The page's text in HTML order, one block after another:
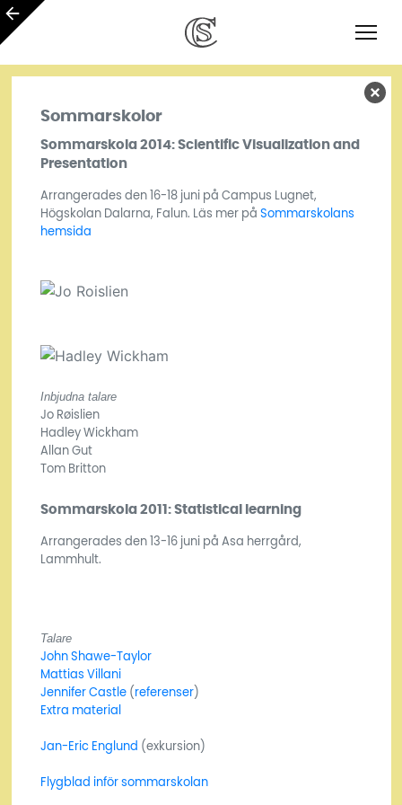
Sommarskolor
Sommarskola 2014: Scientific Visualization and
Presentation
Arrangerades den 16-18 juni på Campus Lugnet,
Högskolan Dalarna, Falun. Läs mer på Sommarskolans
hemsida
Inbjudna talare
Jo Røislien
Hadley Wickham
Allan Gut
Tom Britton
Sommarskola 2011: Statistical learning
Arrangerades den 13-16 juni på Asa herrgård,
Lammhult.
Talare
John Shawe-Taylor
Mattias Villani
Jennifer Castle( referenser)
Extra material
Jan-Eric Englund (exkursion)
Flygblad inför sommarskolan